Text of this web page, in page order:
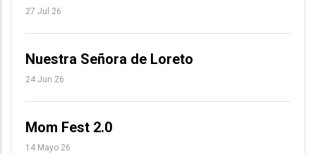
27 Jul 26
Nuestra Señora de Loreto
24 Jun 26
Mom Fest 2.0
14 Mayo 26